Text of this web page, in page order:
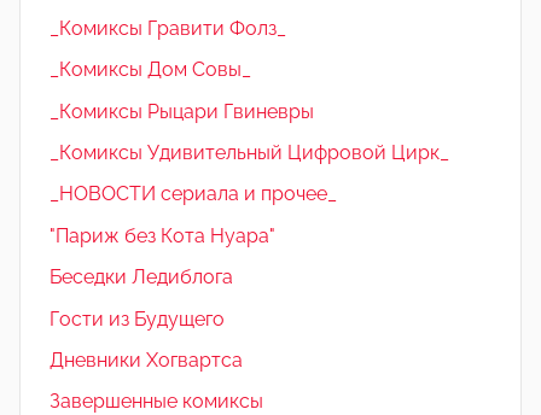
_Комиксы Гравити Фолз_
_Комиксы Дом Совы_
_Комиксы Рыцари Гвиневры
_Комиксы Удивительный Цифровой Цирк_
_НОВОСТИ сериала и прочее_
"Париж без Кота Нуара"
Беседки Ледиблога
Гости из Будущего
Дневники Хогвартса
Завершенные комиксы